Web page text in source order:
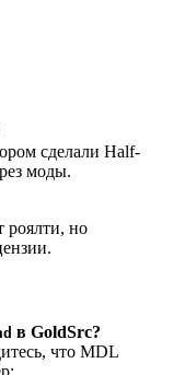
сделали Half-
моды.
роялти, но
в GoldSrc?
что MDL